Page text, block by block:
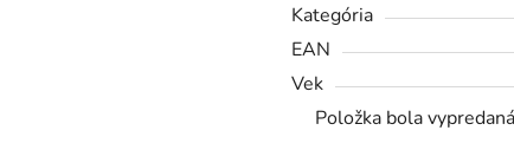
Kategória
EAN
Vek
Položka bola